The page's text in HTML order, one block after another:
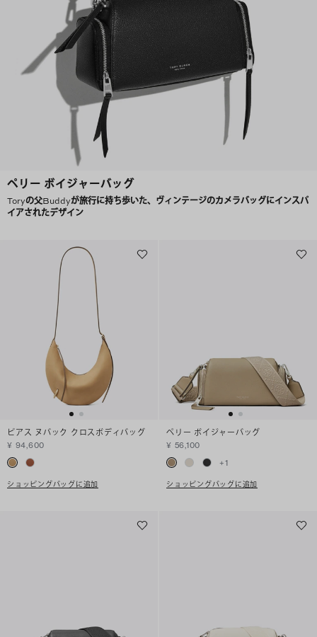
ペリー ボイジャーバッグ
Toryの父Buddyが旅行に持ち歩いた、ヴィンテージのカメラバッグにインスパ
イアされたデザイン
ピアス ヌバック クロスボディバッグ
¥ 94,600
ショッピングバッグに追加
ペリー ボイジャーバッグ
¥ 56,100
+1
ショッピングバッグに追加